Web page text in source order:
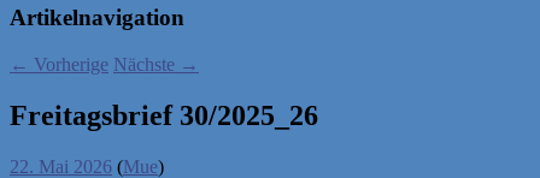
Artikelnavigation
← Vorherige Nächste →
Freitagsbrief 30/2025_26
22. Mai 2026 (Mue)